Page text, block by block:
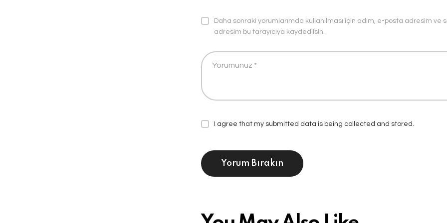
Daha sonraki yorumlarımda kullanılması için adım, e-posta adresim ve
adresim bu tarayıcıya kaydedilsin.
I agree that my submitted data is being collected and stored.